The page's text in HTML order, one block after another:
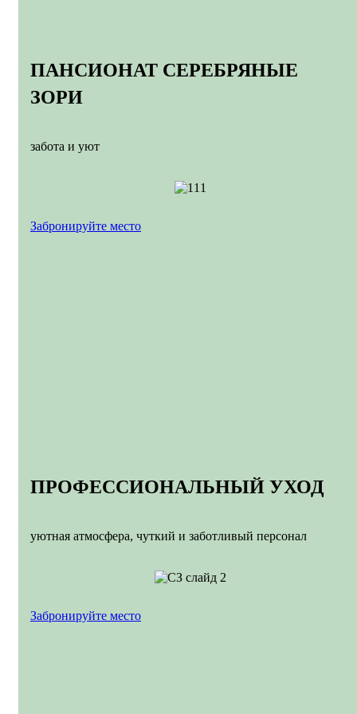
ПАНСИОНАТ СЕРЕБРЯНЫЕ
ЗОРИ
забота и уют
Забронируйте место
ПРОФЕССИОНАЛЬНЫЙ УХОД
уютная атмосфера, чуткий и заботливый персонал
Забронируйте место